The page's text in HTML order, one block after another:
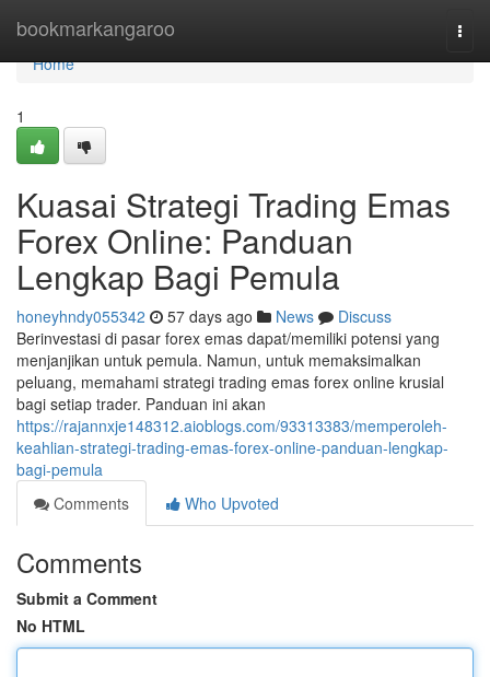
bookmarkangaroo
Home
Home
1
Kuasai Strategi Trading Emas
Forex Online: Panduan
Lengkap Bagi Pemula
honeyhndy055342 57 days ago News
Discuss
Berinvestasi di pasar forex emas dapat/memiliki potensi yang
menjanjikan untuk pemula. Namun, untuk memaksimalkan
peluang, memahami strategi trading emas forex online krusial
bagi setiap trader. Panduan ini akan
https://rajannxje148312.aioblogs.com/93313383/memperoleh-
keahlian-strategi-trading-emas-forex-online-panduan-lengkap-
bagi-pemula
Comments
Who Upvoted
Comments
Submit a Comment
No HTML